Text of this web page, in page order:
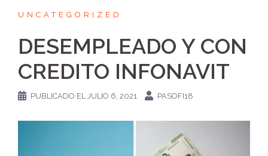
UNCATEGORIZED
DESEMPLEADO Y CON
CREDITO INFONAVIT
PUBLICADO ELJULIO 6, 2021 PASOFI18